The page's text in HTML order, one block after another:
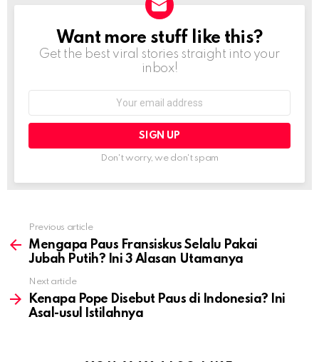
NEWSLETTER
Want more stuff like this?
Get the best viral stories straight into your
inbox!
Don't worry, we don't spam
more
Previous article
Mengapa Paus Fransiskus Selalu Pakai
Jubah Putih? Ini 3 Alasan Utamanya
Next article
Kenapa Pope Disebut Paus di Indonesia? Ini
Asal-usul Istilahnya